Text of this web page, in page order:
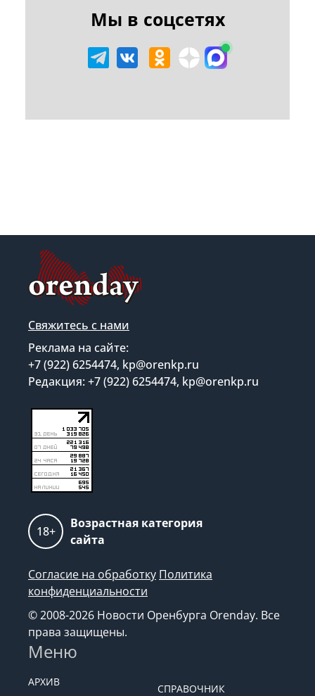
Мы в соцсетях
Свяжитесь с нами
Реклама на сайте:
+7 (922) 6254474, kp@orenkp.ru
Редакция: +7 (922) 6254474, kp@orenkp.ru
18+
Возрастная категория
сайта
Согласие на обработку Политика
конфиденциальности
© 2008-2026 Новости Оренбурга Orenday. Все
права защищены.
Меню
АРХИВ
СПРАВОЧНИК